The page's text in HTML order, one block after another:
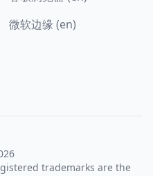
微软边缘 (en)
trademarks are the